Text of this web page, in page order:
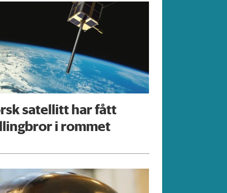
satellitt har fått
i rommet